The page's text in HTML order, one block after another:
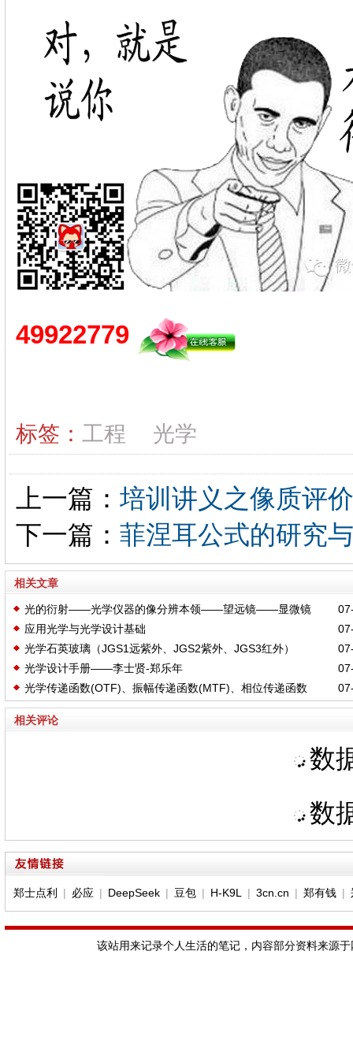
49922779
标签： 工程 光学
上一篇： 培训讲义之像质评价
下一篇： 菲涅耳公式的研究
相关文章
光的衍射——光学仪器的像分辨本领——望远镜——显微镜
应用光学与光学设计基础
光学石英玻璃（JGS1远紫外、JGS2紫外、JGS3红外）
光学设计手册——李士贤-郑乐年
光学传递函数(OTF)、振幅传递函数(MTF)、相位传递函数
(PTF)
相关评论
数
数
郑士点利 | 必应 | DeepSeek| 豆包| H-K9L | 3cn.cn | 郑有钱|
该站用来记录个人生活的笔记，内容部分资料来源